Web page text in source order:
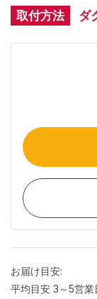
取付方法 ダ
お届け目安:
平均目安 3～5営業